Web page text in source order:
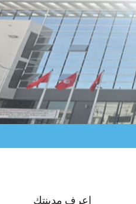
إعرف مدينتك